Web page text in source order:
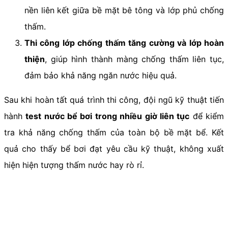
nền liên kết giữa bề mặt bê tông và lớp phủ chống
thấm.
Thi công lớp chống thấm tăng cường và lớp hoàn
thiện, giúp hình thành màng chống thấm liên tục,
đảm bảo khả năng ngăn nước hiệu quả.
Sau khi hoàn tất quá trình thi công, đội ngũ kỹ thuật tiến
hànhtest nước bể bơi trong nhiều giờ liên tục để kiểm
tra khả năng chống thấm của toàn bộ bề mặt bể. Kết
quả cho thấy bể bơi đạt yêu cầu kỹ thuật, không xuất
hiện hiện tượng thấm nước hay rò rỉ.